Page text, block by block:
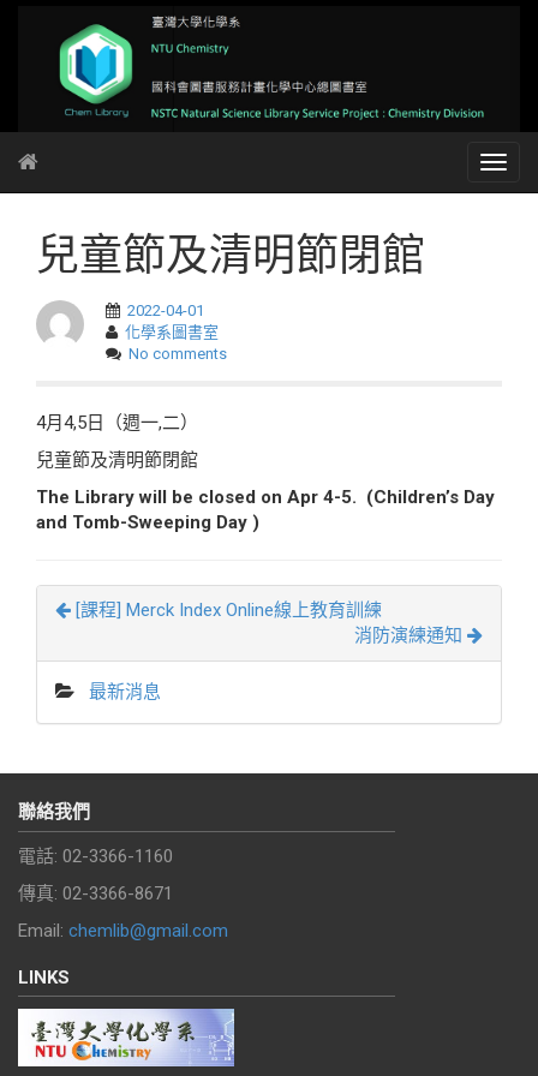
兒童節及清明節閉館
2022-04-01
化學系圖書室
No comments
4月4,5日（週一,二）
兒童節及清明節閉館
The Library will be closed on Apr 4-5. (Children’s Day
and Tomb-Sweeping Day )
[課程] Merck Index Online線上教育訓練
消防演練通知
最新消息
聯絡我們
電話: 02-3366-1160
傳真: 02-3366-8671
Email: chemlib@gmail.com
LINKS